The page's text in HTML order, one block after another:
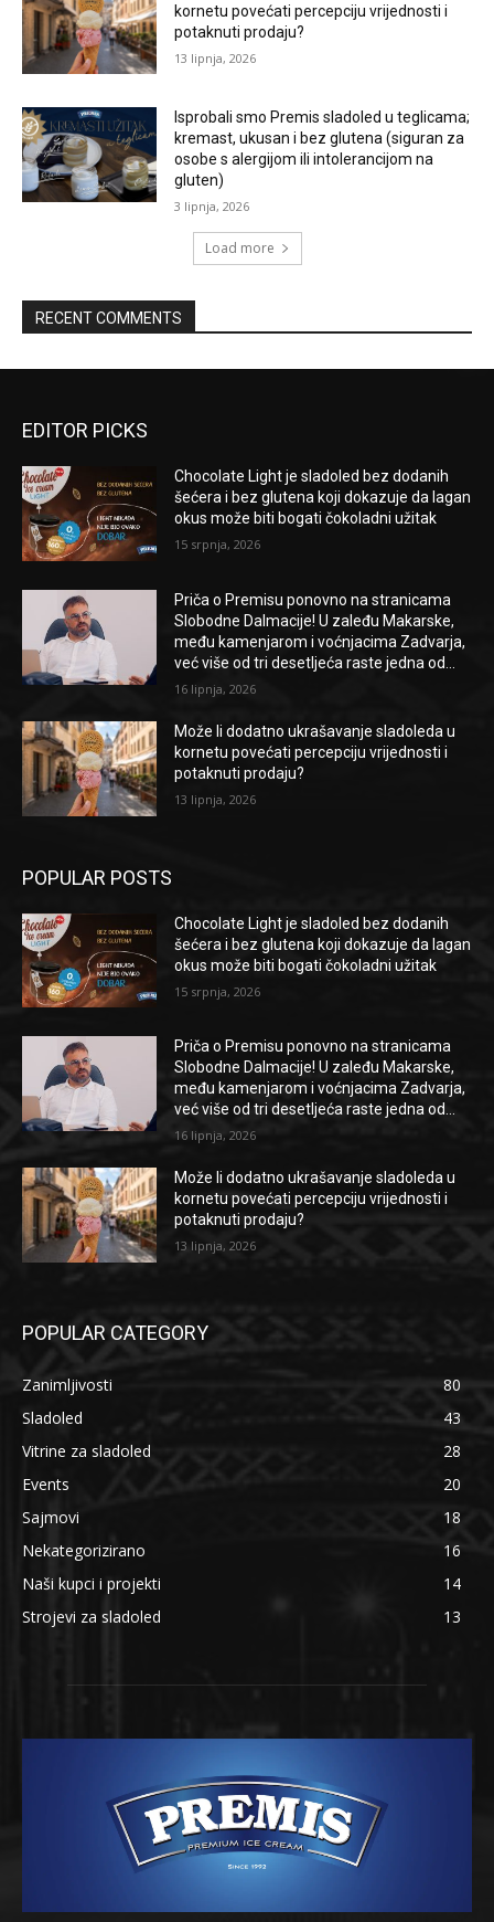
kornetu povećati percepciju vrijednosti i
potaknuti prodaju?
13 lipnja, 2026
Isprobali smo Premis sladoled u teglicama;
kremast, ukusan i bez glutena (siguran za
osobe s alergijom ili intolerancijom na
gluten)
3 lipnja, 2026
Load more
RECENT COMMENTS
EDITOR PICKS
Chocolate Light je sladoled bez dodanih
šećera i bez glutena koji dokazuje da lagan
okus može biti bogati čokoladni užitak
15 srpnja, 2026
Priča o Premisu ponovno na stranicama
Slobodne Dalmacije! U zaleđu Makarske,
među kamenjarom i voćnjacima Zadvarja,
već više od tri desetljeća raste jedna od...
16 lipnja, 2026
Može li dodatno ukrašavanje sladoleda u
kornetu povećati percepciju vrijednosti i
potaknuti prodaju?
13 lipnja, 2026
POPULAR POSTS
Chocolate Light je sladoled bez dodanih
šećera i bez glutena koji dokazuje da lagan
okus može biti bogati čokoladni užitak
15 srpnja, 2026
Priča o Premisu ponovno na stranicama
Slobodne Dalmacije! U zaleđu Makarske,
među kamenjarom i voćnjacima Zadvarja,
već više od tri desetljeća raste jedna od...
16 lipnja, 2026
Može li dodatno ukrašavanje sladoleda u
kornetu povećati percepciju vrijednosti i
potaknuti prodaju?
13 lipnja, 2026
POPULAR CATEGORY
Zanimljivosti
80
Sladoled
43
Vitrine za sladoled
28
Events
20
Sajmovi
18
Nekategorizirano
16
Naši kupci i projekti
14
Strojevi za sladoled
13